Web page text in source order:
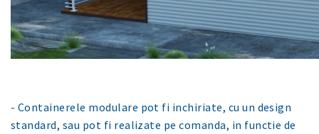
- Containerele modulare pot fi inchiriate, cu un design
standard, sau pot fi realizate pe comanda, in functie de